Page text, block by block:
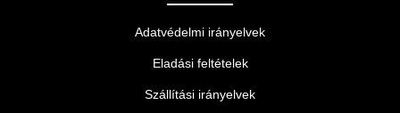
Adatvédelmi irányelvek
Eladási feltételek
Szállítási irányelvek